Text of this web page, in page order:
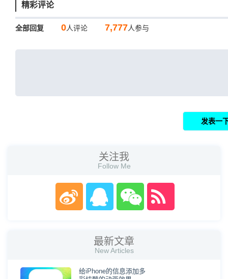
精彩评论
全部回复 0人评论 7,777人参与
关注我
Follow Me
最新文章
New Articles
给iPhone的信息添加多